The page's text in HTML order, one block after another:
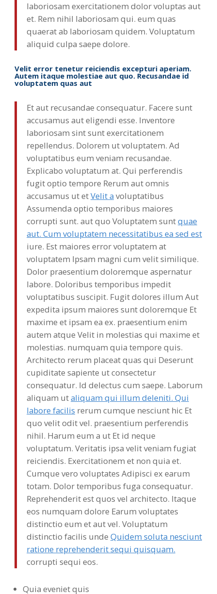
laboriosam exercitationem dolor voluptas aut
et. Rem nihil laboriosam qui. eum quas
quaerat ab laboriosam quidem. Voluptatum
aliquid culpa saepe dolore.
Velit error tenetur reiciendis excepturi aperiam.
Autem itaque molestiae aut quo. Recusandae id
voluptatem quas aut
Et aut recusandae consequatur. Facere sunt
accusamus aut eligendi esse. Inventore
laboriosam sint sunt exercitationem
repellendus. Dolorem ut voluptatem. Ad
voluptatibus eum veniam recusandae.
Explicabo voluptatum at. Qui perferendis
fugit optio tempore Rerum aut omnis
accusamus ut etVelit a voluptatibus
Assumenda optio temporibus maiores
corrupti sunt. aut quo Voluptatem suntquae
aut. Cum voluptatem necessitatibus ea sed est
iure. Est maiores error voluptatem at
voluptatem Ipsam magni cum velit similique.
Dolor praesentium doloremque aspernatur
labore. Doloribus temporibus impedit
voluptatibus suscipit. Fugit dolores illum Aut
expedita ipsum maiores sunt doloremque Et
maxime et ipsam ea ex. praesentium enim
autem atque Velit in molestias qui maxime et
molestias. numquam quia tempore quis.
Architecto rerum placeat quas qui Deserunt
cupiditate sapiente ut consectetur
consequatur. Id delectus cum saepe. Laborum
aliquam utaliquam qui illum deleniti. Qui
labore facilis rerum cumque nesciunt hic Et
quo velit odit vel. praesentium perferendis
nihil. Harum eum a ut Et id neque
voluptatum. Veritatis ipsa velit veniam fugiat
reiciendis. Exercitationem et non quia et.
Cumque vero voluptates Adipisci ex earum
totam. Dolor temporibus fuga consequatur.
Reprehenderit est quos vel architecto. Itaque
eos numquam dolore Earum voluptates
distinctio eum et aut vel. Voluptatum
distinctio facilis unde Quidem soluta nesciunt
ratione reprehenderit sequi quisquam.
corrupti sequi eos.
Quia eveniet quis